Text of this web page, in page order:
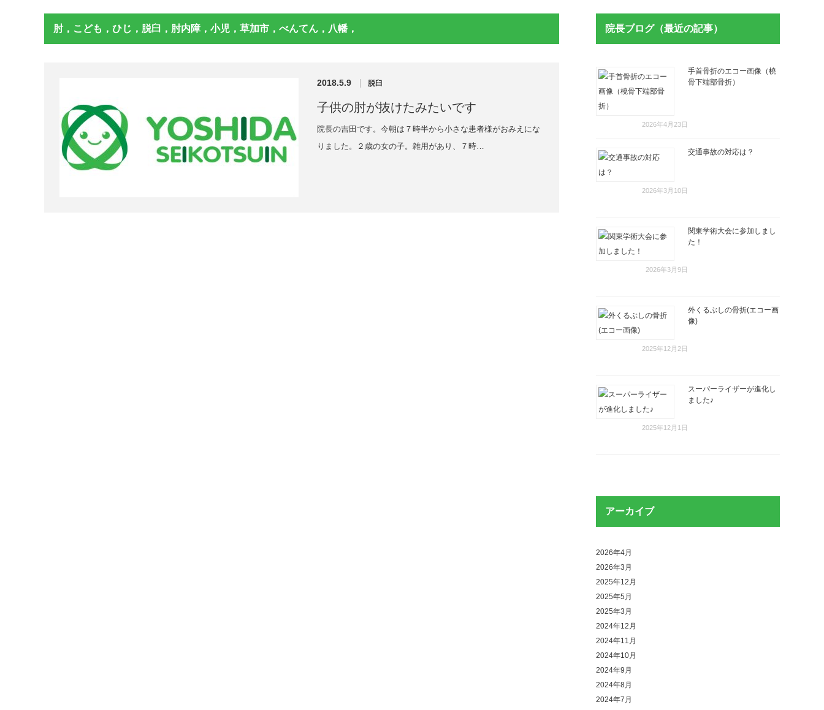
肘，こども，ひじ，脱臼，肘内障，小児，草加市，べんてん，八幡，
2018.5.9 脱臼
子供の肘が抜けたみたいです
院長の吉田です。今朝は７時半から小さな患者様がおみえにな
りました。２歳の女の子。雑用があり、７時…
院長ブログ（最近の記事）
手首骨折のエコー画像（橈
骨下端部骨折）
2026年4月23日
交通事故の対応は？
2026年3月10日
関東学術大会に参加しまし
た！
2026年3月9日
外くるぶしの骨折(エコー画
像)
2025年12月2日
スーパーライザーが進化し
ました♪
2025年12月1日
アーカイブ
2026年4月
2026年3月
2025年12月
2025年5月
2025年3月
2024年12月
2024年11月
2024年10月
2024年9月
2024年8月
2024年7月